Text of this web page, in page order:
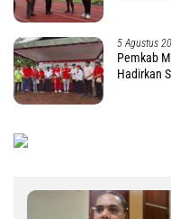
5 Agustus
Pemkab
Hadirkan